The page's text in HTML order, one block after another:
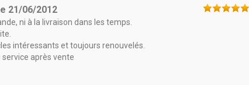
21/06/2012
ni à la livraison dans les temps.
intéressants et toujours renouvelés.
après vente